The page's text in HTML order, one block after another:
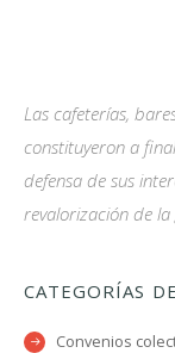
Las cafeterías,
constituyeron a
defensa de sus
revalorización de
CATEGORÍAS
Convenios